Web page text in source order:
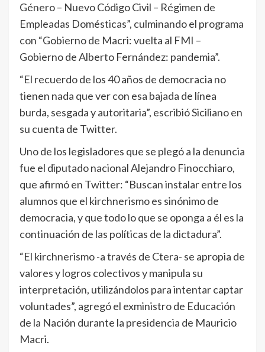
Género – Nuevo Código Civil – Régimen de
Empleadas Domésticas”, culminando el programa
con “Gobierno de Macri: vuelta al FMI –
Gobierno de Alberto Fernández: pandemia”.
“El recuerdo de los 40 años de democracia no
tienen nada que ver con esa bajada de línea
burda, sesgada y autoritaria”, escribió Siciliano en
su cuenta de Twitter.
Uno de los legisladores que se plegó a la denuncia
fue el diputado nacional Alejandro Finocchiaro,
que afirmó en Twitter: “Buscan instalar entre los
alumnos que el kirchnerismo es sinónimo de
democracia, y que todo lo que se oponga a él es la
continuación de las políticas de la dictadura”.
“El kirchnerismo -a través de Ctera- se apropia de
valores y logros colectivos y manipula su
interpretación, utilizándolos para intentar captar
voluntades”, agregó el exministro de Educación
de la Nación durante la presidencia de Mauricio
Macri.